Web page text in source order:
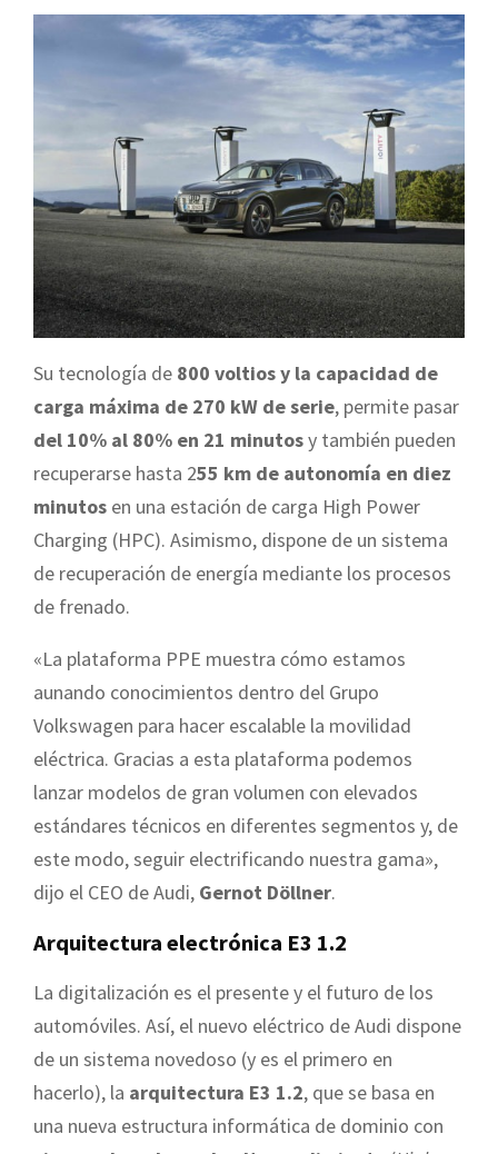
Su tecnología de 800 voltios y la capacidad de
carga máxima de 270 kW de serie, permite pasar
del 10% al 80% en 21 minutosy también pueden
recuperarse hasta 255 km de autonomía en diez
minutos en una estación de carga High Power
Charging (HPC). Asimismo, dispone de un sistema
de recuperación de energía mediante los procesos
de frenado.
«La plataforma PPE muestra cómo estamos
aunando conocimientos dentro del Grupo
Volkswagen para hacer escalable la movilidad
eléctrica. Gracias a esta plataforma podemos
lanzar modelos de gran volumen con elevados
estándares técnicos en diferentes segmentos y, de
este modo, seguir electrificando nuestra gama»,
dijo el CEO de Audi, Gernot Döllner.
Arquitectura electrónica E3 1.2
La digitalización es el presente y el futuro de los
automóviles. Así, el nuevo eléctrico de Audi dispone
de un sistema novedoso (y es el primero en
hacerlo), la arquitectura E3 1.2, que se basa en
una nueva estructura informática de dominio con